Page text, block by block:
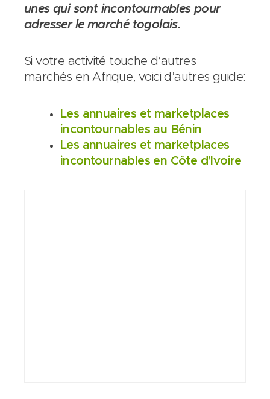
unes qui sont incontournables pour
adresser le marché togolais.
Si votre activité touche d’autres
marchés en Afrique, voici d’autres guide:
Les annuaires et marketplaces
incontournables au Bénin
Les annuaires et marketplaces
incontournables en Côte d’Ivoire